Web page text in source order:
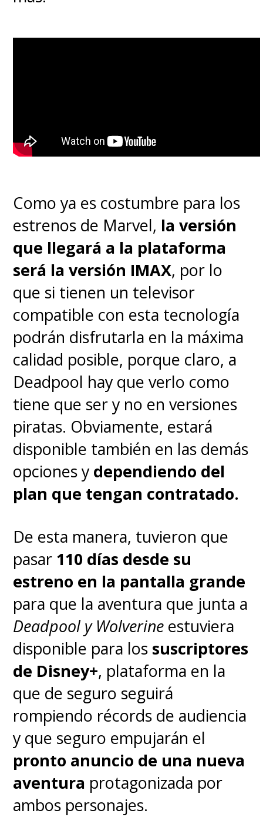
he tenido el placer y el honor
Latinoamérica, un día antes
Como ya es costumbre para los
estrenos de Marvel, la versión
que llegará a la plataforma
será la versión IMAX, por lo
que si tienen un televisor
compatible con esta tecnología
podrán disfrutarla en la máxima
calidad posible, porque claro, a
Deadpool hay que verlo como
tiene que ser y no en versiones
piratas. Obviamente, estará
disponible también en las demás
opciones y dependiendo del
plan que tengan contratado.
De esta manera, tuvieron que
pasar 110 días desde su
estreno en la pantalla grande
para que la aventura que junta a
Deadpool y Wolverine estuviera
disponible para los suscriptores
de Disney+, plataforma en la
que de seguro seguirá
rompiendo récords de audiencia
y que seguro empujarán el
pronto anuncio de una nueva
aventura protagonizada por
ambos personajes.